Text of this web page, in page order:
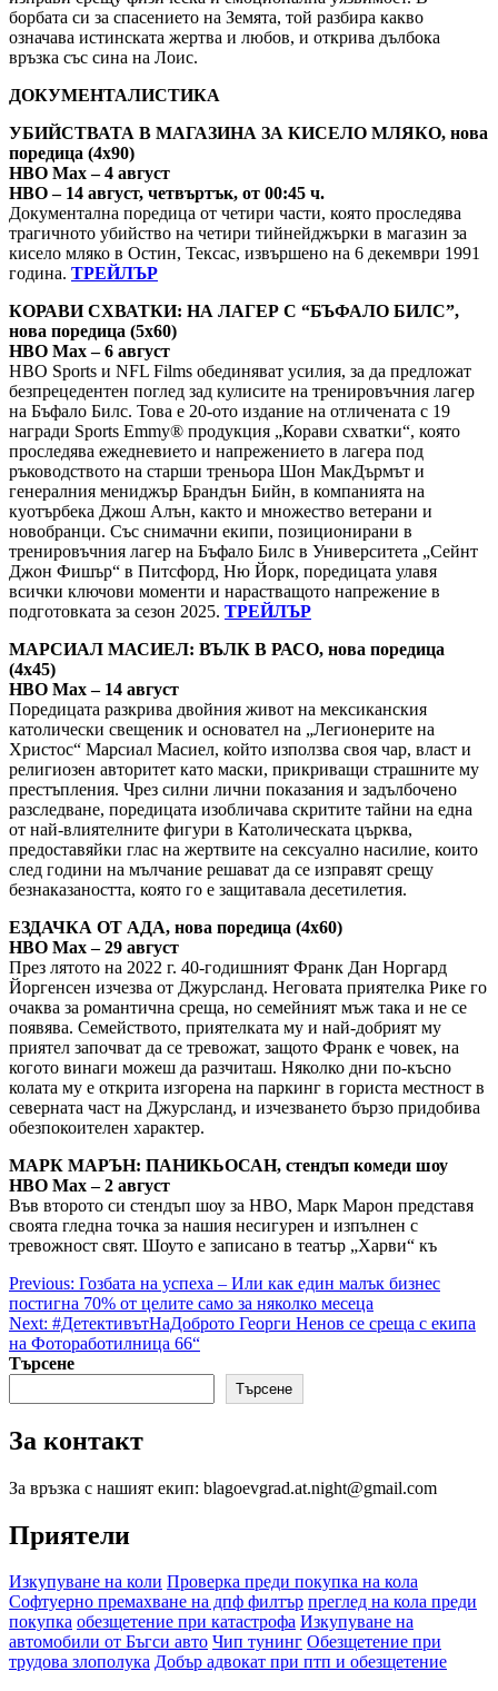
борбата си за спасението на Земята, той разбира какво
означава истинската жертва и любов, и открива дълбока
връзка със сина на Лоис.
ДОКУМЕНТАЛИСТИКА
УБИЙСТВАТА В МАГАЗИНА ЗА КИСЕЛО МЛЯКО, нова
поредица (4х90)
HBO Max – 4 август
HBO – 14 август, четвъртък, от 00:45 ч.
Документална поредица от четири части, която проследява
трагичното убийство на четири тийнейджърки в магазин за
кисело мляко в Остин, Тексас, извършено на 6 декември 1991
година. ТРЕЙЛЪР
КОРАВИ СХВАТКИ: НА ЛАГЕР С “БЪФАЛО БИЛС”,
нова поредица (5х60)
HBO Max – 6 август
HBO Sports и NFL Films обединяват усилия, за да предложат
безпрецедентен поглед зад кулисите на тренировъчния лагер
на Бъфало Билс. Това е 20-ото издание на отличената с 19
награди Sports Emmy® продукция „Корави схватки“, която
проследява ежедневието и напрежението в лагера под
ръководството на старши треньора Шон МакДърмът и
генералния мениджър Брандън Бийн, в компанията на
куотърбека Джош Алън, както и множество ветерани и
новобранци. Със снимачни екипи, позиционирани в
тренировъчния лагер на Бъфало Билс в Университета „Сейнт
Джон Фишър“ в Питсфорд, Ню Йорк, поредицата улавя
всички ключови моменти и нарастващото напрежение в
подготовката за сезон 2025. ТРЕЙЛЪР
МАРСИАЛ МАСИЕЛ: ВЪЛК В РАСО, нова поредица
(4х45)
HBO Max – 14 август
Поредицата разкрива двойния живот на мексиканския
католически свещеник и основател на „Легионерите на
Христос“ Марсиал Масиел, който използва своя чар, власт и
религиозен авторитет като маски, прикриващи страшните му
престъпления. Чрез силни лични показания и задълбочено
разследване, поредицата изобличава скритите тайни на една
от най-влиятелните фигури в Католическата църква,
предоставяйки глас на жертвите на сексуално насилие, които
след години на мълчание решават да се изправят срещу
безнаказаността, която го е защитавала десетилетия.
ЕЗДАЧКА ОТ АДА, нова поредица (4х60)
HBO Max – 29 август
През лятото на 2022 г. 40-годишният Франк Дан Норгард
Йоргенсен изчезва от Джурсланд. Неговата приятелка Рике го
очаква за романтична среща, но семейният мъж така и не се
появява. Семейството, приятелката му и най-добрият му
приятел започват да се тревожат, защото Франк е човек, на
когото винаги можеш да разчиташ. Няколко дни по-късно
колата му е открита изгорена на паркинг в гориста местност в
северната част на Джурсланд, и изчезването бързо придобива
обезпокоителен характер.
МАРК МАРЪН: ПАНИКЬОСАН, стендъп комеди шоу
HBO Max – 2 август
Във второто си стендъп шоу за HBO, Марк Марон представя
своята гледна точка за нашия несигурен и изпълнен с
тревожност свят. Шоуто е записано в театър „Харви“ къ
Post
navigation
Previous: Гозбата на успеха – Или как един малък бизнес
постигна 70% от целите само за няколко месеца
Next: #ДетективътНаДоброто Георги Ненов се среща с екипа
на Фотоработилница 66“
Търсене
Търсене
За контакт
За връзка с нашият екип: blagoevgrad.at.night@gmail.com
Приятели
Изкупуване на коли Проверка преди покупка на кола
Софтуерно премахване на дпф филтър преглед на кола преди
покупка обезщетение при катастрофа Изкупуване на
автомобили от Бъгси авто Чип тунинг Обезщетение при
трудова злополука Добър адвокат при птп и обезщетение